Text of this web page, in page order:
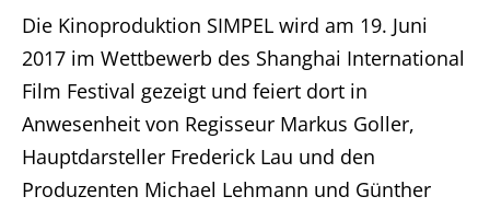
Die Kinoproduktion SIMPEL wird am 19. Juni
2017 im Wettbewerb des Shanghai International
Film Festival gezeigt und feiert dort in
Anwesenheit von Regisseur Markus Goller,
Hauptdarsteller Frederick Lau und den
Produzenten Michael Lehmann und Günther